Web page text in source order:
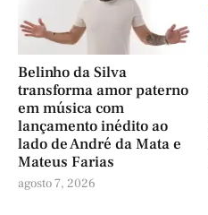
Belinho da Silva
transforma amor paterno
em música com
lançamento inédito ao
lado de André da Mata e
Mateus Farias
agosto 7, 2026